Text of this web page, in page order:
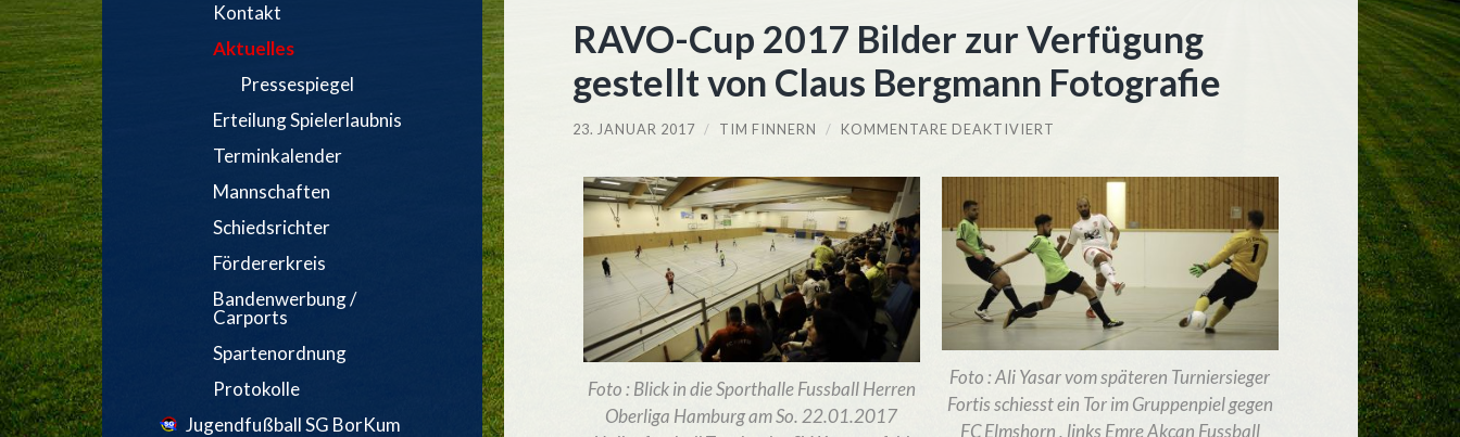
Kontakt
Aktuelles
Pressespiegel
Erteilung Spielerlaubnis
Terminkalender
Mannschaften
Schiedsrichter
Fördererkreis
Bandenwerbung /
Carports
Spartenordnung
Protokolle
Jugendfußball SG BorKum
RAVO-Cup 2017 Bilder zur Verfügung
gestellt von Claus Bergmann Fotografie
23. JANUAR 2017 / TIM FINNERN / KOMMENTARE DEAKTIVIERT
2017
BILDER
ZUR
VERFÜGUNG
GESTELLT
VON
CLAUS
BERGMANN
FOTOGRAFIE
Foto : Blick in die Sporthalle Fussball Herren
Oberliga Hamburg am So. 22.01.2017
Foto : Ali Yasar vom späteren Turniersieger
Fortis schiesst ein Tor im Gruppenpiel gegen
FC Elmshorn , links Emre Akcan Fussball